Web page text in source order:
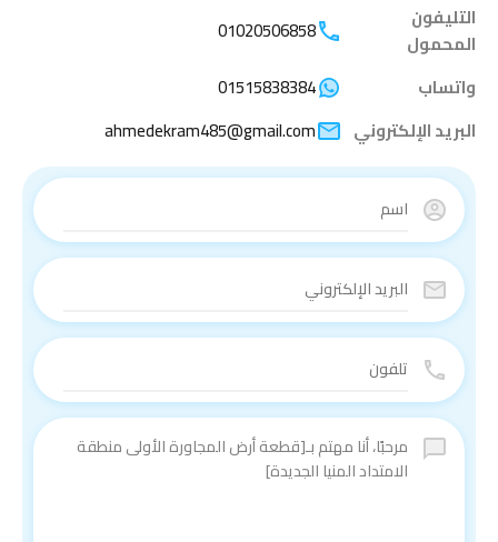
التليفون
المحمول
01020506858
واتساب
01515838384
البريد الإلكتروني
ahmedekram485@gmail.com